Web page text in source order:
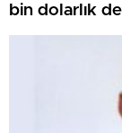
bin dolarlık